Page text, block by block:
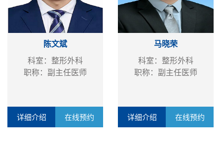
陈文斌
科室：整形外科
职称：副主任医师
详细介绍 在线预约
马晓荣
科室：整形外科
职称：副主任医师
详细介绍 在线预约